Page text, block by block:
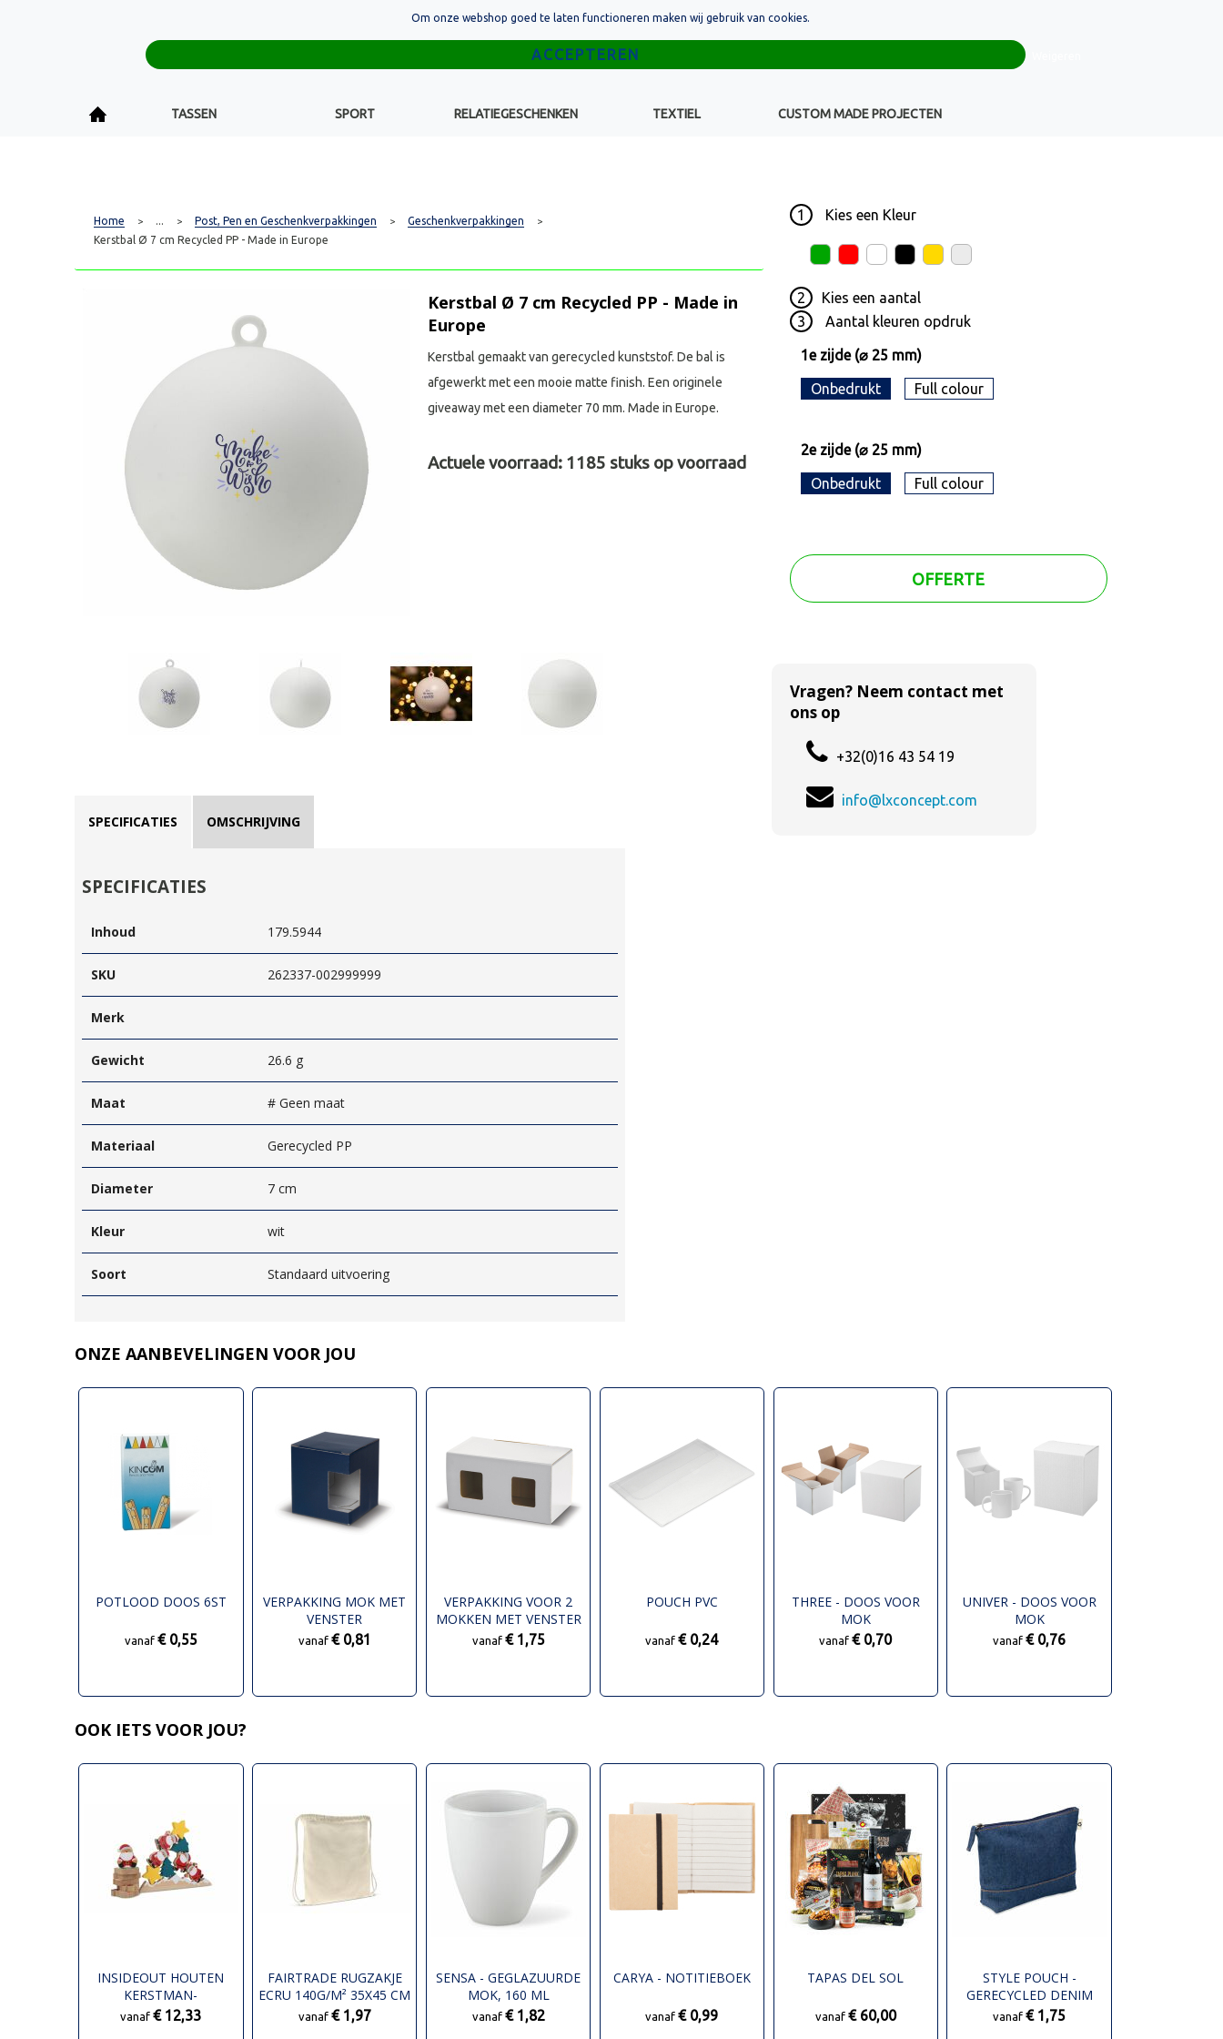
+32(0)16 43 54 19
TASSEN SPORT RELATIEGESCHENKEN TEXTIEL CUSTOM MADE PROJECTEN
Home > ... > Post, Pen en Geschenkverpakkingen > Geschenkverpakkingen >
Kerstbal Ø 7 cm Recycled PP - Made in Europe
1 Kies een Kleur
2 Kies een aantal
3
Aantal kleuren opdruk
1e zijde (⌀ 25 mm)
Onbedrukt Full colour
2e zijde (⌀ 25 mm)
Onbedrukt Full colour
OFFERTE
Kerstbal Ø 7 cm Recycled PP - Made in
Europe
Kerstbal gemaakt van gerecycled kunststof. De bal is
afgewerkt met een mooie matte finish. Een originele
giveaway met een diameter 70 mm. Made in Europe.
Actuele voorraad: 1185 stuks op voorraad
SPECIFICATIES OMSCHRIJVING
SPECIFICATIES
Inhoud 179.5944
SKU 262337-002999999
Merk
Gewicht 26.6 g
Maat # Geen maat
Materiaal Gerecycled PP
Diameter 7 cm
Kleur wit
Soort Standaard uitvoering
Vragen? Neem contact met
ons op
+32(0)16 43 54 19
info@lxconcept.com
ONZE AANBEVELINGEN VOOR JOU
POTLOOD DOOS 6ST
vanaf € 0,55
VERPAKKING MOK MET
VENSTER
vanaf € 0,81
VERPAKKING VOOR 2
MOKKEN MET VENSTER
vanaf € 1,75
POUCH PVC
vanaf€ 0,24
THREE - DOOS VOOR
MOK
vanaf€ 0,70
UNIVER - DOOS VOOR
MOK
vanaf€ 0,76
OOK IETS VOOR JOU?
INSIDEOUT HOUTEN
KERSTMAN-
BALANCEERSPEL
vanaf€ 12,33
FAIRTRADE RUGZAKJE
ECRU 140G/M² 35X45 CM
vanaf € 1,97
SENSA - GEGLAZUURDE
MOK, 160 ML
vanaf € 1,82
CARYA - NOTITIEBOEK
vanaf€ 0,99
TAPAS DEL SOL
vanaf € 60,00
STYLE POUCH -
GERECYCLED DENIM
TOILETTASJE
vanaf€ 1,75
Om onze webshop goed te laten functioneren maken wij gebruik van cookies.